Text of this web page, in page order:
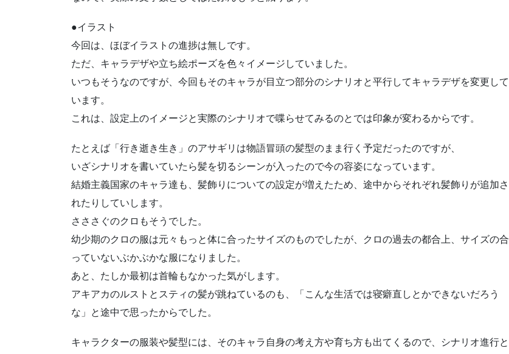
●イラスト
今回は、ほぼイラストの進捗は無しです。
ただ、キャラデザや立ち絵ポーズを色々イメージしていました。
いつもそうなのですが、今回もそのキャラが目立つ部分のシナリオと平行してキャラデザを変更して
います。
これは、設定上のイメージと実際のシナリオで喋らせてみるのとでは印象が変わるからです。
たとえば「行き逝き生き」のアサギリは物語冒頭の髪型のまま行く予定だったのですが、
いざシナリオを書いていたら髪を切るシーンが入ったので今の容姿になっています。
結婚主義国家のキャラ達も、髪飾りについての設定が増えたため、途中からそれぞれ髪飾りが追加さ
れたりしていします。
さささぐのクロもそうでした。
幼少期のクロの服は元々もっと体に合ったサイズのものでしたが、クロの過去の都合上、サイズの合
っていないぶかぶかな服になりました。
あと、たしか最初は首輪もなかった気がします。
アキアカのルストとスティの髪が跳ねているのも、「こんな生活では寝癖直しとかできないだろう
な」と途中で思ったからでした。
キャラクターの服装や髪型には、そのキャラ自身の考え方や育ち方も出てくるので、シナリオ進行と